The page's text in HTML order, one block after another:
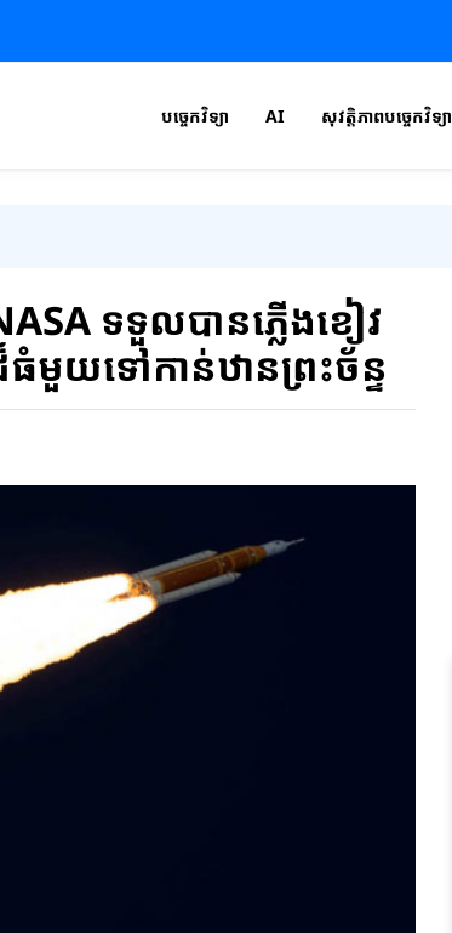
បច្ចេកវិទ្យា AI សុវត្តិភាពបច្ចេកវិទ្យា
ទទួលបានភ្លើងខៀវ
ធំមួយទៅកាន់ឋានព្រះច័ន្ទ